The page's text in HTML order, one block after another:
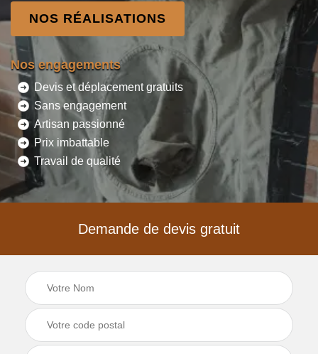
NOS RÉALISATIONS
Nos engagements
Devis et déplacement gratuits
Sans engagement
Artisan passionné
Prix imbattable
Travail de qualité
Demande de devis gratuit